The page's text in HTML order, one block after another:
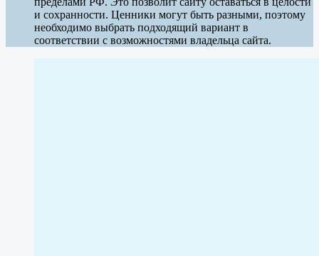
и сохранности. Ценники могут быть разными, поэтому
необходимо выбрать подходящий вариант в
соответствии с возможностями владельца сайта.